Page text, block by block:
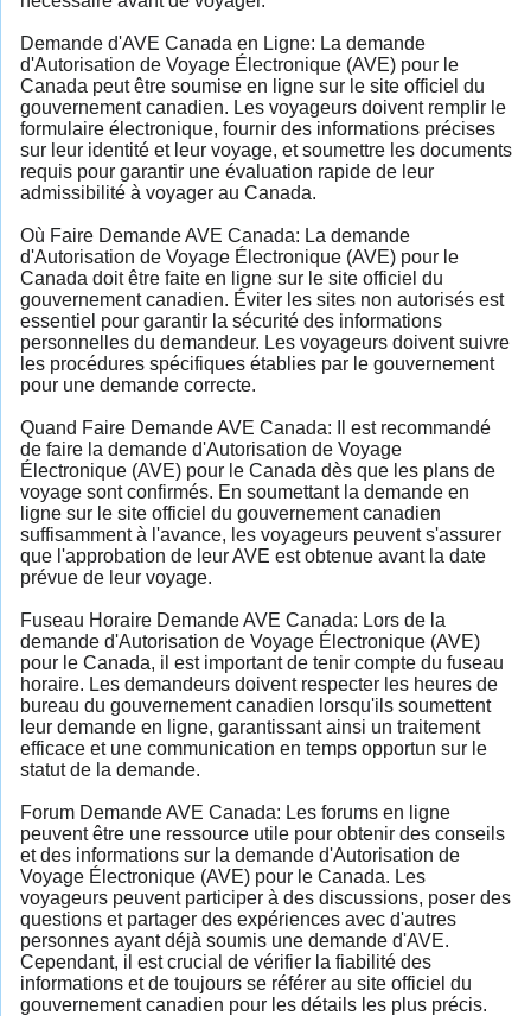
Demande d'AVE Canada en Ligne: La demande
d'Autorisation de Voyage Électronique (AVE) pour le
Canada peut être soumise en ligne sur le site officiel du
gouvernement canadien. Les voyageurs doivent remplir le
formulaire électronique, fournir des informations précises
sur leur identité et leur voyage, et soumettre les documents
requis pour garantir une évaluation rapide de leur
admissibilité à voyager au Canada.
Où Faire Demande AVE Canada: La demande
d'Autorisation de Voyage Électronique (AVE) pour le
Canada doit être faite en ligne sur le site officiel du
gouvernement canadien. Éviter les sites non autorisés est
essentiel pour garantir la sécurité des informations
personnelles du demandeur. Les voyageurs doivent suivre
les procédures spécifiques établies par le gouvernement
pour une demande correcte.
Quand Faire Demande AVE Canada: Il est recommandé
de faire la demande d'Autorisation de Voyage
Électronique (AVE) pour le Canada dès que les plans de
voyage sont confirmés. En soumettant la demande en
ligne sur le site officiel du gouvernement canadien
suffisamment à l'avance, les voyageurs peuvent s'assurer
que l'approbation de leur AVE est obtenue avant la date
prévue de leur voyage.
Fuseau Horaire Demande AVE Canada: Lors de la
demande d'Autorisation de Voyage Électronique (AVE)
pour le Canada, il est important de tenir compte du fuseau
horaire. Les demandeurs doivent respecter les heures de
bureau du gouvernement canadien lorsqu'ils soumettent
leur demande en ligne, garantissant ainsi un traitement
efficace et une communication en temps opportun sur le
statut de la demande.
Forum Demande AVE Canada: Les forums en ligne
peuvent être une ressource utile pour obtenir des conseils
et des informations sur la demande d'Autorisation de
Voyage Électronique (AVE) pour le Canada. Les
voyageurs peuvent participer à des discussions, poser des
questions et partager des expériences avec d'autres
personnes ayant déjà soumis une demande d'AVE.
Cependant, il est crucial de vérifier la fiabilité des
informations et de toujours se référer au site officiel du
gouvernement canadien pour les détails les plus précis.